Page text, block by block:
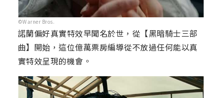
©Warner Bros.
諾蘭偏好真實特效早聞名於世，從【黑暗騎士三部
曲】開始，這位億萬票房編導從不放過任何能以真
實特效呈現的機會。